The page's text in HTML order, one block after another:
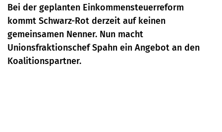
Bei der geplanten Einkommensteuerreform
kommt Schwarz-Rot derzeit auf keinen
gemeinsamen Nenner. Nun macht
Unionsfraktionschef Spahn ein Angebot an den
Koalitionspartner.